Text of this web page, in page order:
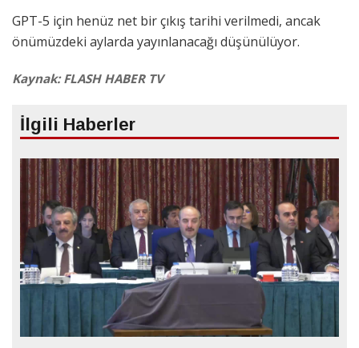
GPT-5 için henüz net bir çıkış tarihi verilmedi, ancak
önümüzdeki aylarda yayınlanacağı düşünülüyor.
Kaynak: FLASH HABER TV
İlgili Haberler